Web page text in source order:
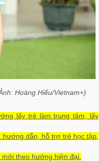
Hoàng Hiếu/Vietnam+)
lấy trẻ làm trung tâm, lấy
dẫn, hỗ trợ trẻ học tập,
theo hướng hiện đại.